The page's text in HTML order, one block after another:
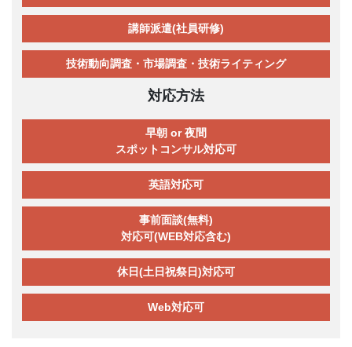
講師派遣(社員研修)
技術動向調査・市場調査・技術ライティング
対応方法
早朝 or 夜間
スポットコンサル対応可
英語対応可
事前面談(無料)
対応可(WEB対応含む)
休日(土日祝祭日)対応可
Web対応可